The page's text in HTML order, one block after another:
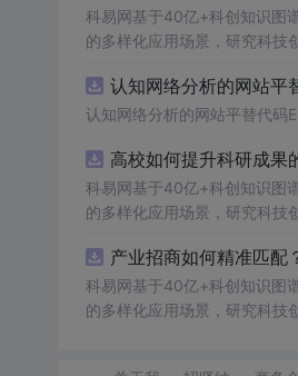
科易网基于40亿+科创知识图
的多样化应用场景，研究科技
认知网络分析的网站
认知网络分析的网站平替代
高校如何提升科研成果
科易网基于40亿+科创知识图
的多样化应用场景，研究科技
产业招商如何精准匹配
科易网基于40亿+科创知识图
的多样化应用场景，研究科技